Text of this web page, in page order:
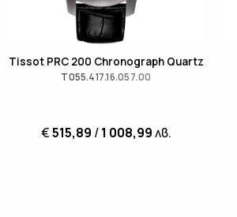
Tissot PRC 200 Chronograph Quartz
T055.417.16.057.00
€515,89 /1 008,99лв.